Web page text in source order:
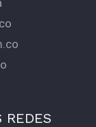
REDES